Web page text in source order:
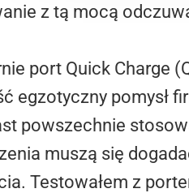
z tą mocą
port Quick Charge
egzotyczny pomysł
powszechnie
muszą się
Testowałem z